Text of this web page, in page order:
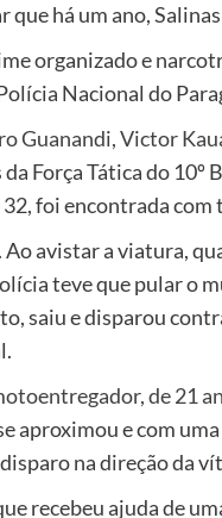
que há um ano,
organizado e
Nacional do
Guanandi, Victor
da Força Tática do
foi encontrada com
avistar a viatura,
teve que pular o
saiu e disparou
de 21
aproximou e com
na direção da
recebeu ajuda de